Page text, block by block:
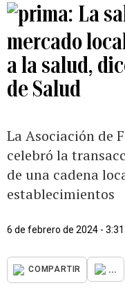
La
mercado
a la salud,
de Salud
La Asociación de
celebró la
de una cadena
establecimientos
6 de febrero de 2024 - 3:31
COMPARTIR ...